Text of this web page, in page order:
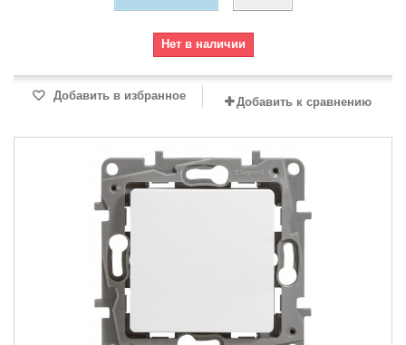
Нет в наличии
Добавить в избранное Добавить к сравнению